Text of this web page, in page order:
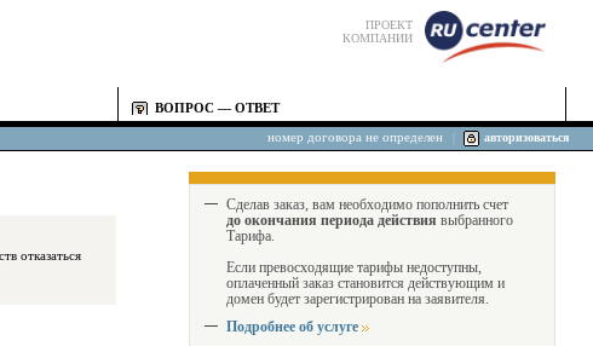
ПРОЕКТ
КОМПАНИИ
ВОПРОС — ОТВЕТ
номер договора не определен авторизоваться
Сделав заказ, вам необходимо пополнить счет
до окончания периода действия выбранного
Тарифа.
Если превосходящие тарифы недоступны,
оплаченный заказ становится действующим и
домен будет зарегистрирован на заявителя.
Подробнее об услуге